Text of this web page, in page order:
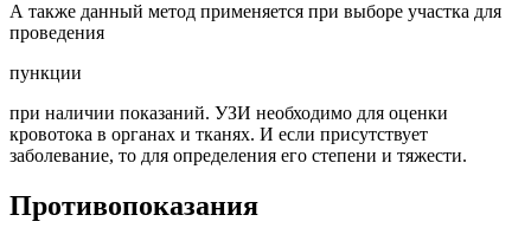
А также данный метод применяется при выборе участка для
проведения
пункции
при наличии показаний. УЗИ необходимо для оценки
кровотока в органах и тканях. И если присутствует
заболевание, то для определения его степени и тяжести.
Противопоказания